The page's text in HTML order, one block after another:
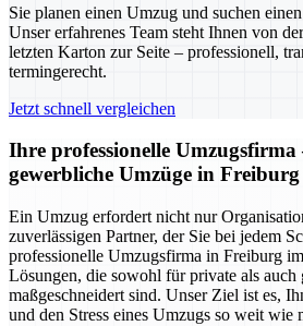
Sie planen einen Umzug und suchen
Unser erfahrenes Team steht Ihnen von
letzten Karton zur Seite – professionell,
termingerecht.
Jetzt schnell vergleichen
Ihre professionelle
gewerbliche Umzüge in
Ein Umzug erfordert nicht nur
zuverlässigen Partner, der Sie bei jedem
professionelle Umzugsfirma in Freiburg
Lösungen, die sowohl für private als
maßgeschneidert sind. Unser Ziel ist es,
und den Stress eines Umzugs so weit wie